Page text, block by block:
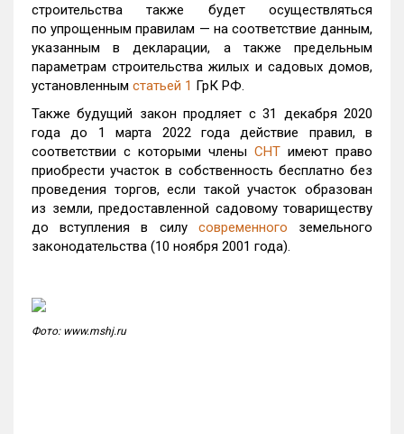
строительства также будет осуществляться
по упрощенным правилам — на соответствие данным,
указанным в декларации, а также предельным
параметрам строительства жилых и садовых домов,
установленным статьей 1 ГрК РФ.
Также будущий закон продляет с 31 декабря 2020
года до 1 марта 2022 года действие правил, в
соответствии с которыми члены СНТ имеют право
приобрести участок в собственность бесплатно без
проведения торгов, если такой участок образован
из земли, предоставленной садовому товариществу
до вступления в силу современного земельного
законодательства (10 ноября 2001 года).
Фото: www.mshj.ru